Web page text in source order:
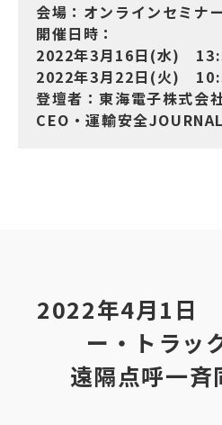
会場：オンラインセミナ
開催日時：
2022年3月16日(水)
2022年3月22日(火)
登壇者：東海電子株式
CEO・運輸安全
2022年4月1日
ー・トラッ
遠隔点呼一斉